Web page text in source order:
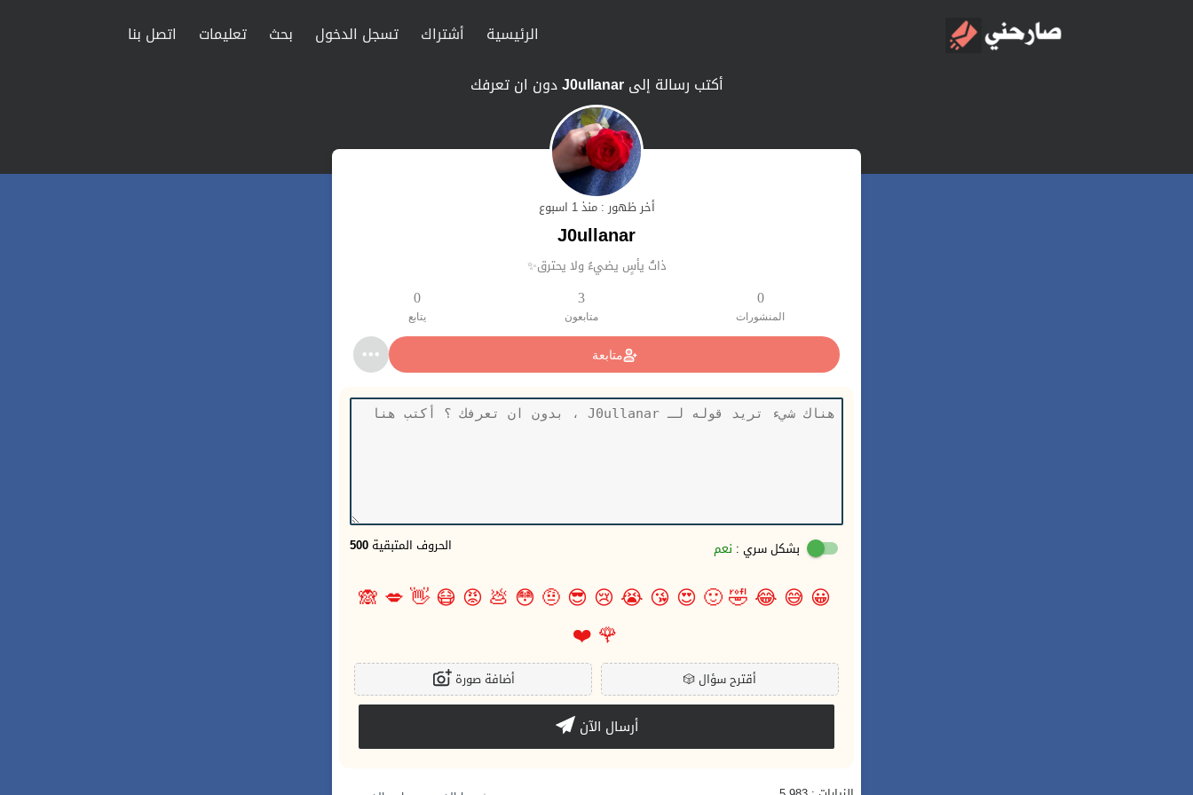
الرئيسية أشتراك تسجل الدخول بحث تعليمات
اتصل بنا
أكتب رسالة إلىJ0ullanarدون ان تعرفك
أخر ظهور : منذ 1 اسبوع
J0ullanar
ذاتُ يأسٍ يضيءُ ولا يحترق✨
0
المنشورات
3
متابعون
0
يتابع
متابعة
500 الحروف المتبقية بشكل سري : نعم
😀
😅
😂
🤣
🙂
😍
😘
😭
😢
😎
🤨
😳
💩
😡
😷
👋
💋
🙈
🌹
❤️
🎲أقترح سؤال أضافة صورة
أرسال الآن